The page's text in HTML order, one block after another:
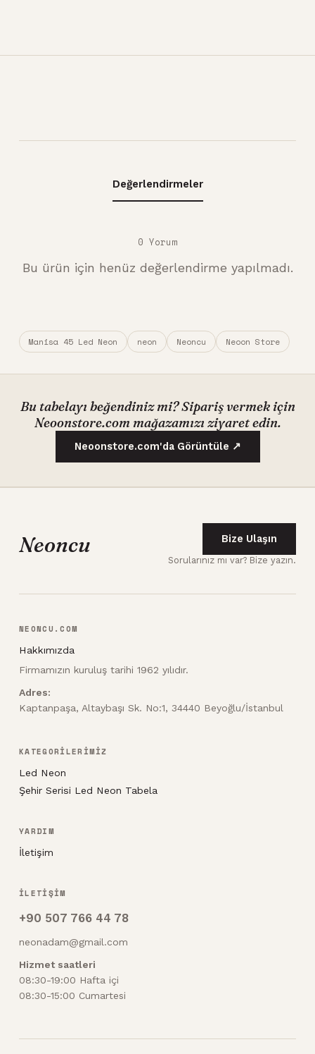
Değerlendirmeler
0 Yorum
Bu ürün için henüz değerlendirme yapılmadı.
Manisa 45 Led Neon neon Neoncu Neoon Store
Bu tabelayı beğendiniz mi? Sipariş vermek için
Neoonstore.com mağazamızı ziyaret edin.
Neoonstore.com'da Görüntüle ↗
Neoncu Bize Ulaşın
Sorularınız mı var? Bize yazın.
NEONCU.COM
Hakkımızda
Firmamızın kuruluş tarihi 1962 yılıdır.
Adres:
Kaptanpaşa, Altaybaşı Sk. No:1, 34440 Beyoğlu/İstanbul
KATEGORİLERİMİZ
Led Neon
Şehir Serisi Led Neon Tabela
YARDIM
İletişim
İLETİŞİM
+90 507 766 44 78
neonadam@gmail.com
Hizmet saatleri
08:30-19:00 Hafta içi
08:30-15:00 Cumartesi